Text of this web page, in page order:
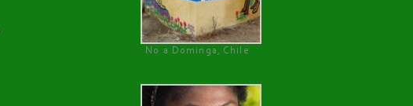
No a Dominga, Chile